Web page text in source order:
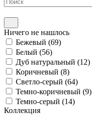
Ничего не нашлось
Бежевый (69)
Белый (56)
Дуб натуральный (12)
Коричневый (8)
Светло-серый (64)
Темно-коричневый (9)
Темно-серый (14)
Коллекция